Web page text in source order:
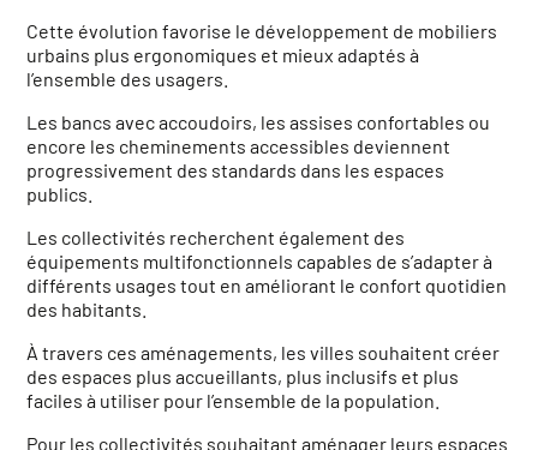
Cette évolution favorise le développement de mobiliers
urbains plus ergonomiques et mieux adaptés à
l’ensemble des usagers.
Les bancs avec accoudoirs, les assises confortables ou
encore les cheminements accessibles deviennent
progressivement des standards dans les espaces
publics.
Les collectivités recherchent également des
équipements multifonctionnels capables de s’adapter à
différents usages tout en améliorant le confort quotidien
des habitants.
À travers ces aménagements, les villes souhaitent créer
des espaces plus accueillants, plus inclusifs et plus
faciles à utiliser pour l’ensemble de la population.
Pour les collectivités souhaitant aménager leurs espaces